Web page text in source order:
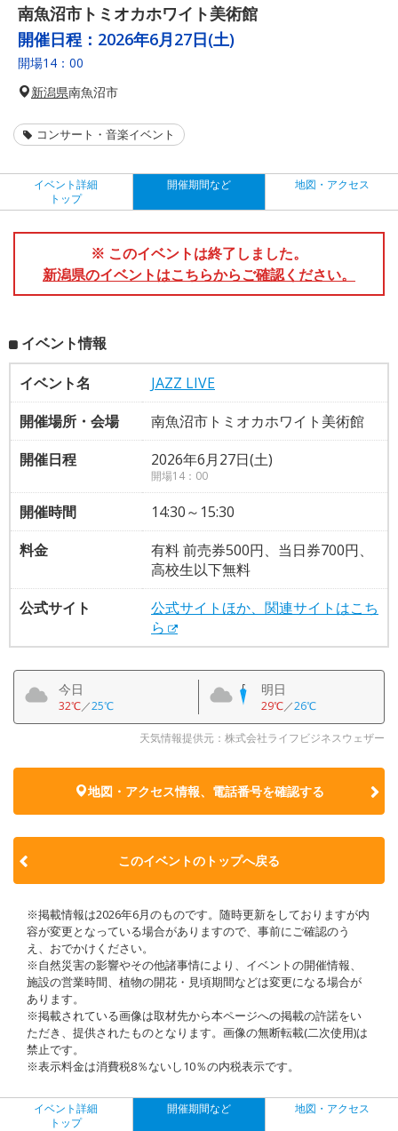
南魚沼市トミオカホワイト美術館
開催日程： 2026年6月27日(土)
開場14：00
新潟県南魚沼市
コンサート・音楽イベント
イベント詳細
トップ
開催期間など 地図・アクセス
※ このイベントは終了しました。
新潟県のイベントはこちらからご確認ください。
イベント情報
イベント名
JAZZ LIVE
開催場所・会場
南魚沼市トミオカホワイト美術館
開催日程
2026年6月27日(土)
開場14：00
開催時間
14:30～15:30
料金
有料 前売券500円、当日券700円、
高校生以下無料
公式サイト
公式サイトほか、関連サイトはこち
ら
今日
32℃／25℃
明日
29℃／26℃
天気情報提供元：株式会社ライフビジネスウェザー
地図・アクセス情報、電話番号を確認する
このイベントのトップへ戻る
※掲載情報は2026年6月のものです。随時更新をしておりますが内
容が変更となっている場合がありますので、事前にご確認のう
え、おでかけください。
※自然災害の影響やその他諸事情により、イベントの開催情報、
施設の営業時間、植物の開花・見頃期間などは変更になる場合が
あります。
※掲載されている画像は取材先から本ページへの掲載の許諾をい
ただき、提供されたものとなります。画像の無断転載(二次使用)は
禁止です。
※表示料金は消費税8％ないし10％の内税表示です。
イベント詳細
トップ
開催期間など 地図・アクセス